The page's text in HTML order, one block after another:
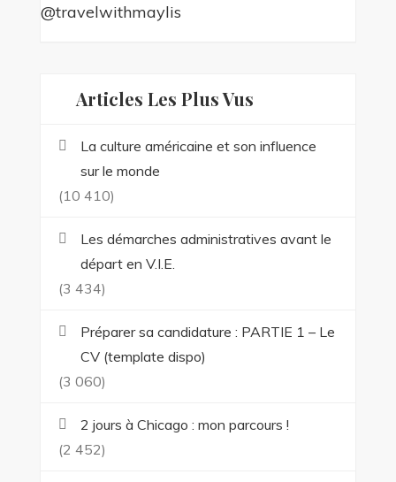
@travelwithmaylis
Articles Les Plus Vus
La culture américaine et son influence
sur le monde
(10 410)
Les démarches administratives avant le
départ en V.I.E.
(3 434)
Préparer sa candidature : PARTIE 1 – Le
CV (template dispo)
(3 060)
2 jours à Chicago : mon parcours !
(2 452)